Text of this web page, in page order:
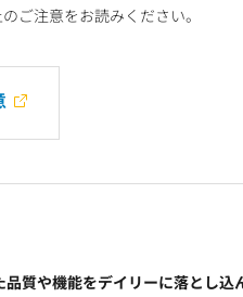
ご注意をお読みください。
質や機能をデイリーに落とし込